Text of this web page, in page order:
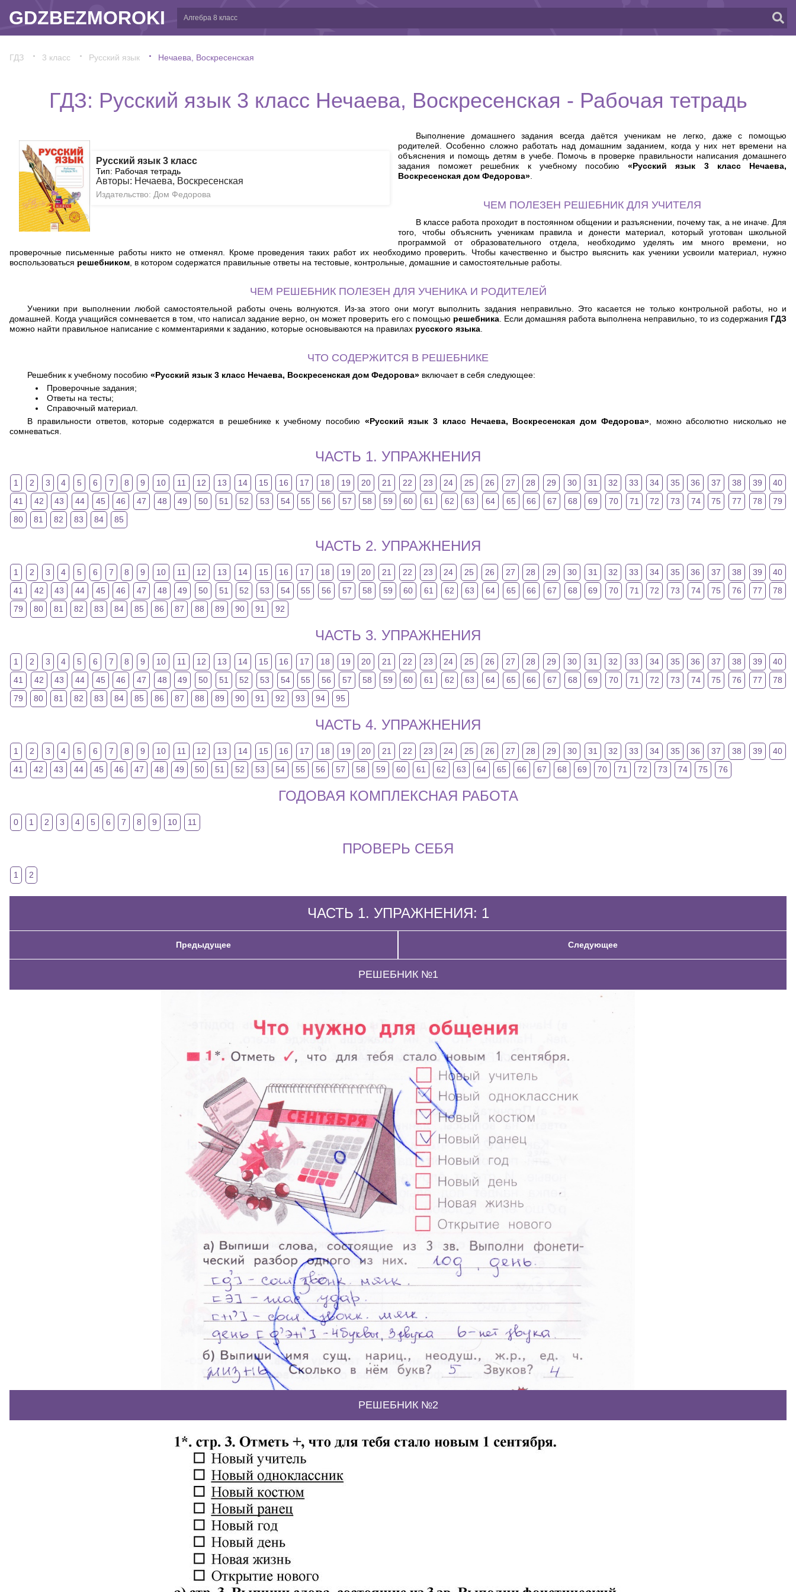
GDZBEZMOROKI
ГДЗ 3 класс Русский язык Нечаева, Воскресенская
ГДЗ: Русский язык 3 класс Нечаева, Воскресенская - Рабочая тетрадь
Русский язык 3 класс
Тип: Рабочая тетрадь
Авторы: Нечаева, Воскресенская
Издательство: Дом Федорова
Выполнение домашнего задания всегда даётся ученикам не легко, даже с помощью
родителей. Особенно сложно работать над домашним заданием, когда у них нет времени на
объяснения и помощь детям в учебе. Помочь в проверке правильности написания домашнего
задания поможет решебник к учебному пособию«Русский язык 3 класс Нечаева,
Воскресенская дом Федорова»
ЧЕМ ПОЛЕЗЕН РЕШЕБНИК ДЛЯ УЧИТЕЛЯ
В классе работа проходит в постоянном общении и разъяснении, почему так, а не иначе. Для
того, чтобы объяснить ученикам правила и донести материал, который уготован школьной
программой от образовательного отдела, необходимо уделять им много времени, но
проверочные письменные работы никто не отменял. Кроме проведения таких работ их необходимо проверить. Чтобы качественно и быстро выяснить как ученики усвоили материал, нужно
воспользоваться решебником , в котором содержатся правильные ответы на тестовые, контрольные, домашние и самостоятельные работы.
ЧЕМ РЕШЕБНИК ПОЛЕЗЕН ДЛЯ УЧЕНИКА И РОДИТЕЛЕЙ
Ученики при выполнении любой самостоятельной работы очень волнуются. Из-за этого они могут выполнить задания неправильно. Это касается не только контрольной работы, но и
домашней. Когда учащийся сомневается в том, что написал задание верно, он может проверить его с помощью решебника. Если домашняя работа выполнена неправильно, то из содержания ГДЗ
можно найти правильное написание с комментариями к заданию, которые основываются на правилах русского языка
ЧТО СОДЕРЖИТСЯ В РЕШЕБНИКЕ
Решебник к учебному пособию «Русский язык 3 класс Нечаева, Воскресенская дом Федорова» включает в себя следующее:
Проверочные задания;
Ответы на тесты;
Справочный материал.
В правильности ответов, которые содержатся в решебнике к учебному пособию «Русский язык 3 класс Нечаева, Воскресенская дом Федорова», можно абсолютно нисколько не
сомневаться.
ЧАСТЬ 1. УПРАЖНЕНИЯ
1 2 3 4 5 6 7 8 9 10 11 12 13 14 15 16 17 18 19 20 21 22 23 24 25 26 27 28 29 30 31 32 33 34 35 36 37 38 39
40
41
42 43 44 45 46 47 48 49 50 51 52 53 54 55 56 57 58 59 60 61 62 63 64 65 66 67 68 69 70 71 72 73 74 75 77 78
79
80
81 82 83 84 85
ЧАСТЬ 2. УПРАЖНЕНИЯ
1 2 3 4 5 6 7 8 9 10 11 12 13 14 15 16 17 18 19 20 21 22 23 24 25 26 27 28 29 30 31 32 33 34 35 36 37 38 39
40
41
42 43 44 45 46 47 48 49 50 51 52 53 54 55 56 57 58 59 60 61 62 63 64 65 66 67 68 69 70 71 72 73 74 75 76 77
78
79
80 81 82 83 84 85 86 87 88 89 90 91 92
ЧАСТЬ 3. УПРАЖНЕНИЯ
1 2 3 4 5 6 7 8 9 10 11 12 13 14 15 16 17 18 19 20 21 22 23 24 25 26 27 28 29 30 31 32 33 34 35 36 37 38 39
40
41
42 43 44 45 46 47 48 49 50 51 52 53 54 55 56 57 58 59 60 61 62 63 64 65 66 67 68 69 70 71 72 73 74 75 76 77
78
79
80 81 82 83 84 85 86 87 88 89 90 91 92 93 94 95
ЧАСТЬ 4. УПРАЖНЕНИЯ
1 2 3 4 5 6 7 8 9 10 11 12 13 14 15 16 17 18 19 20 21 22 23 24 25 26 27 28 29 30 31 32 33 34 35 36 37 38 39
40
41
42 43 44 45 46 47 48 49 50 51 52 53 54 55 56 57 58 59 60 61 62 63 64 65 66 67 68 69 70 71 72 73 74 75 76
ГОДОВАЯ КОМПЛЕКСНАЯ РАБОТА
0 1 2 3 4 5 6 7 8 9 10 11
ПРОВЕРЬ СЕБЯ
1 2
ЧАСТЬ 1. УПРАЖНЕНИЯ: 1
Предыдущее Следующее
РЕШЕБНИК №1
РЕШЕБНИК №2